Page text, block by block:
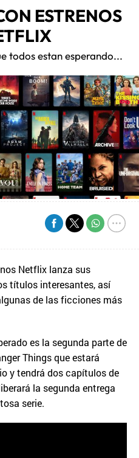
ESTRENOS
todos estan esperando...
Netflix lanza sus
títulos interesantes, así
de las ficciones más
es la segunda parte de
Things que estará
y tendrá dos capítulos de
la segunda entrega
serie.